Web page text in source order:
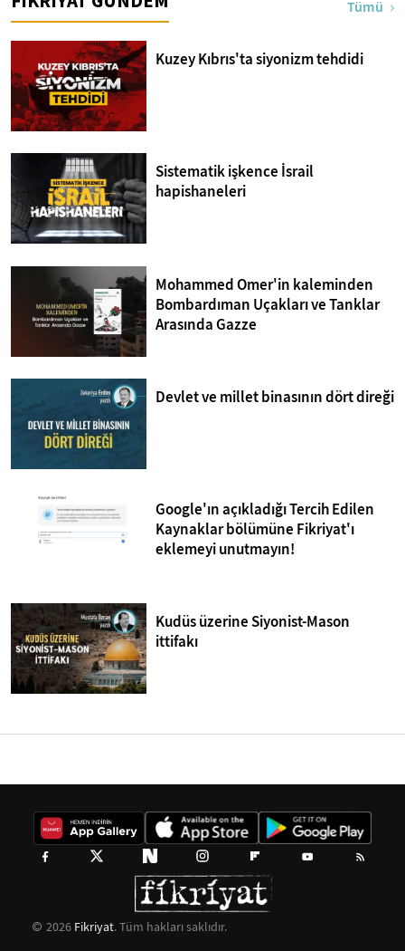
Tümü
Kuzey Kıbrıs'ta siyonizm tehdidi
Sistematik işkence İsrail
hapishaneleri
Mohammed Omer'in kaleminden
Bombardıman Uçakları ve Tanklar
Arasında Gazze
Devlet ve millet binasının dört direği
Google'ın açıkladığı Tercih Edilen
Kaynaklar bölümüne Fikriyat'ı
eklemeyi unutmayın!
Kudüs üzerine Siyonist-Mason
ittifakı
2026 Fikriyat. Tüm hakları saklıdır.